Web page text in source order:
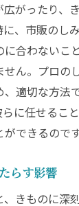
がったり、
、市販のし
に合わないこ
せん。プロの
、適切な方法
に任せるこ
できるのです
らす影響
、きものに深